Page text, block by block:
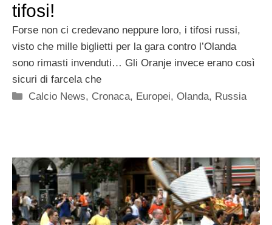
tifosi!
Forse non ci credevano neppure loro, i tifosi russi,
visto che mille biglietti per la gara contro l’Olanda
sono rimasti invenduti… Gli Oranje invece erano così
sicuri di farcela che
Categorie
Calcio News, Cronaca, Europei,Olanda, Russia